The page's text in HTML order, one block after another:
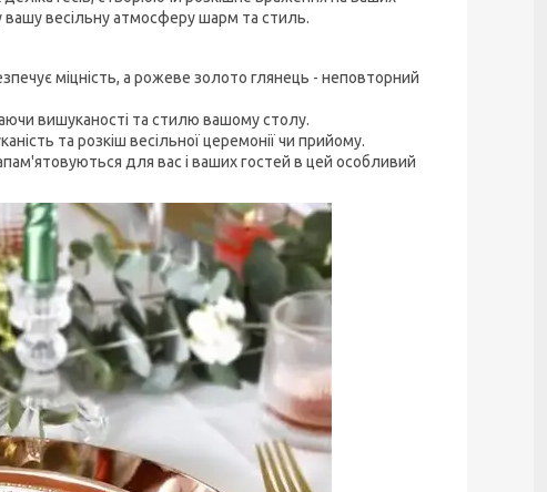
вашу весільну атмосферу шарм та стиль.
міцність, а рожеве золото глянець - неповторний
вишуканості та стилю вашому столу.
та розкіш весільної церемонії чи прийому.
для вас і ваших гостей в цей особливий